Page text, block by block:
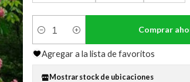
Cantidad
Comprar
Agregar a la lista de favoritos
Mostrar stock de ubicaciones